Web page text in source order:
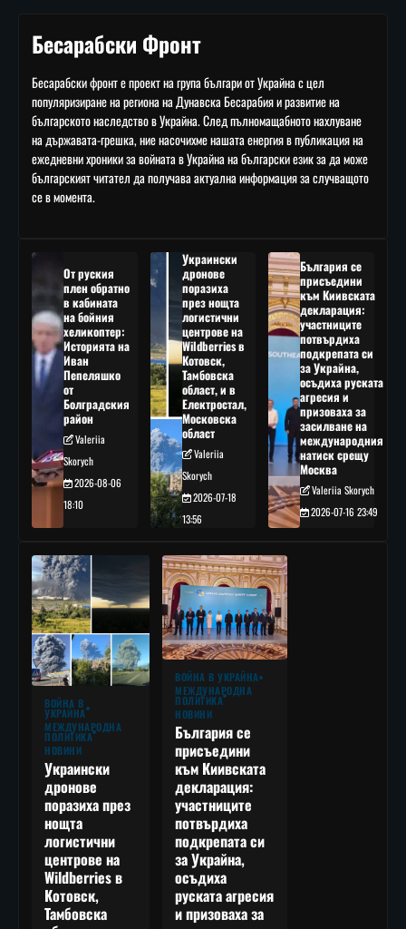
Бесарабски Фронт
Бесарабски фронт е проект на група българи от Украйна с цел
популяризиране на региона на Дунавска Бесарабия и развитие на
българското наследство в Украйна. След пълномащабното нахлуване
на държавата-грешка, ние насочихме нашата енергия в публикация на
ежедневни хроники за войната в Украйна на български език за да може
българският читател да получава актуална информация за случващото
се в момента.
От руския
плен обратно
в кабината
на бойния
хеликоптер:
Историята на
Иван
Пепеляшко
от
Болградския
район
Valeriia
Skorych
2026-08-06
18:10
Украински
дронове
поразиха
през нощта
логистични
центрове на
Wildberries в
Котовск,
Тамбовска
област, и в
Електростал,
Московска
област
Valeriia
Skorych
2026-07-18
13:56
България се
присъедини
към Киивската
декларация:
участниците
потвърдиха
подкрепата си
за Украйна,
осъдиха руската
агресия и
призоваха за
засилване на
международния
натиск срещу
Москва
Valeriia Skorych
2026-07-16 23:49
ВОЙНА В
УКРАЙНА
МЕЖДУНАРОДНА
ПОЛИТИКА
НОВИНИ
Украински
дронове
поразиха през
нощта
логистични
центрове на
Wildberries в
Котовск,
Тамбовска
ВОЙНА В УКРАЙНА
МЕЖДУНАРОДНА
ПОЛИТИКА
НОВИНИ
България се
присъедини
към Киивската
декларация:
участниците
потвърдиха
подкрепата си
за Украйна,
осъдиха
руската агресия
и призоваха за